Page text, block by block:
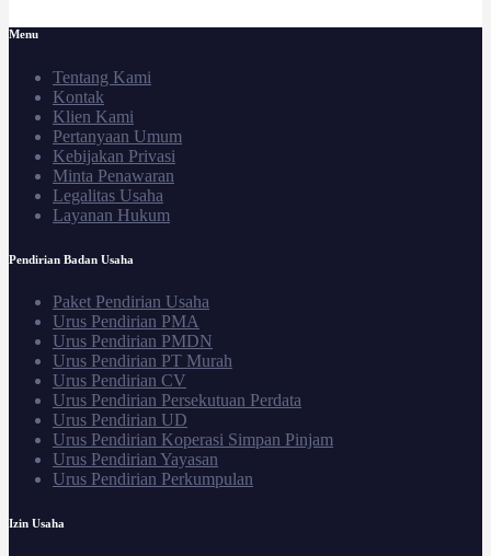
Menu
Tentang Kami
Kontak
Klien Kami
Pertanyaan Umum
Kebijakan Privasi
Minta Penawaran
Legalitas Usaha
Layanan Hukum
Pendirian Badan Usaha
Paket Pendirian Usaha
Urus Pendirian PMA
Urus Pendirian PMDN
Urus Pendirian PT Murah
Urus Pendirian CV
Urus Pendirian Persekutuan Perdata
Urus Pendirian UD
Urus Pendirian Koperasi Simpan Pinjam
Urus Pendirian Yayasan
Urus Pendirian Perkumpulan
Izin Usaha